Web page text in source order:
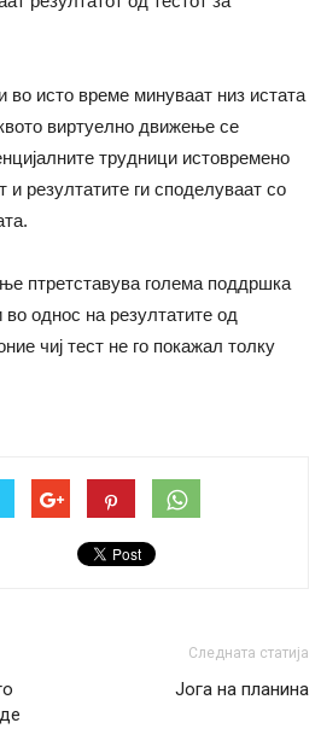
во исто време минуваат низ истата
виртуелно движење се
трудници истовремено
и резултатите ги споделуваат со
птретставува голема поддршка
однос на резултатите од
чиј тест не го покажал толку
Следната статија
Јога на планина